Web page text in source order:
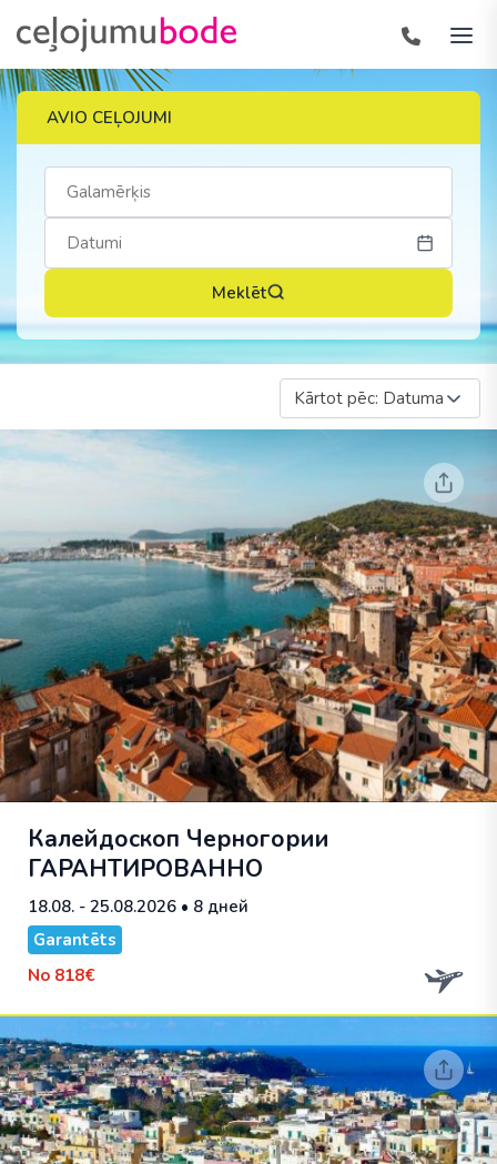
AVIO CEĻOJUMI
Meklēt
Kārtot pēc: Datuma
Калейдоскоп Черногории
ГАРАНТИРОВАННО
18.08. - 25.08.2026 • 8 дней
Garantēts
No 818€